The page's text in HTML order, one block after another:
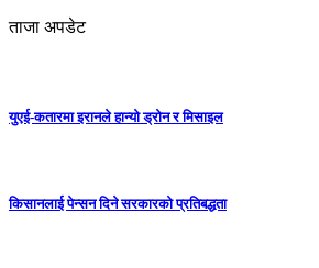
ताजा अपडेट
युएई-कतारमा इरानले हान्यो ड्रोन र मिसाइल
किसानलाई पेन्सन दिने सरकारको प्रतिबद्धता